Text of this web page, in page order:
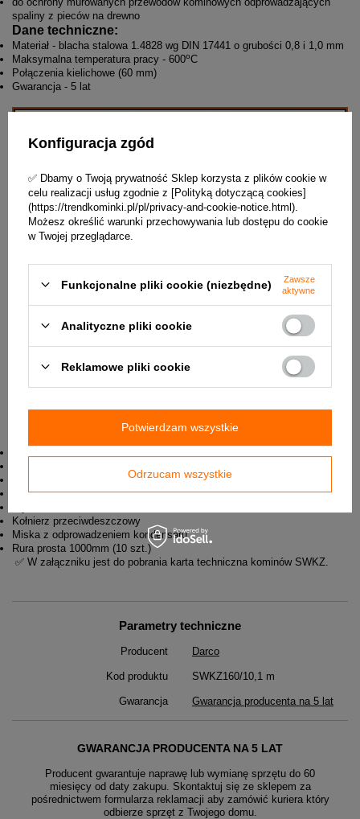
spaliny z pieców na drewno
Dane techniczne:
Materiał - blacha stalowa 1.4828 wg DIN 17441 o grubości 0,8 i 1,0 mm
Maksymalna temperatura pracy - 600oC
Połączenia kielichowe (60 mm)
Gwarancja - 5 lat
Daszek kominowy
Kołnierz przeciwdeszczowy
Miska z odprowadzeniem kondensatu
Rura prosta 1000mm (10 szt.)
✅ W załączniku jest do pobrania karta techniczna kominów SWKZ.
Parametry techniczne
Producent Darco
Kod produktu SWKZ160/10,1 m
Gwarancja Gwarancja producenta na 5 lat
GWARANCJA PRODUCENTA NA 5 LAT
Producent gwarantuje naprawę lub wymianę sprzętu do 60
miesięcy od daty zakupu. Skontaktuj się ze sklepem za
pośrednictwem formularza reklamacji aby zamówić kuriera który
odbierze sprzęt z Twojego domu.
Konfiguracja zgód
✅ Dbamy o Twoją prywatność Sklep korzysta z plików cookie w
celu realizacji usług zgodnie z [Polityką dotyczącą cookies]
(https://trendkominki.pl/pl/privacy-and-cookie-notice.html).
Możesz określić warunki przechowywania lub dostępu do cookie
w Twojej przeglądarce.
Funkcjonalne pliki cookie (niezbędne)
Zawsze
aktywne
Analityczne pliki cookie
Reklamowe pliki cookie
Odrzucam wszystkie
Potwierdzam wszystkie